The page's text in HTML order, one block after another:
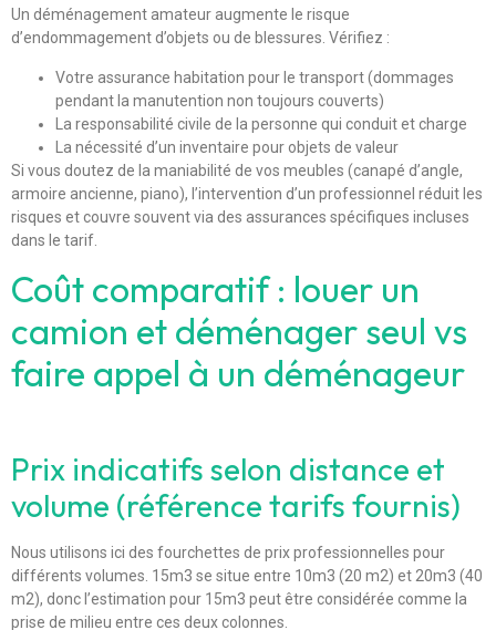
Un déménagement amateur augmente le risque
d’endommagement d’objets ou de blessures. Vérifiez :
Votre assurance habitation pour le transport (dommages
pendant la manutention non toujours couverts)
La responsabilité civile de la personne qui conduit et charge
La nécessité d’un inventaire pour objets de valeur
Si vous doutez de la maniabilité de vos meubles (canapé d’angle,
armoire ancienne, piano), l’intervention d’un professionnel réduit les
risques et couvre souvent via des assurances spécifiques incluses
dans le tarif.
Coût comparatif : louer un
camion et déménager seul vs
faire appel à un déménageur
Prix indicatifs selon distance et
volume (référence tarifs fournis)
Nous utilisons ici des fourchettes de prix professionnelles pour
différents volumes. 15m3 se situe entre 10m3 (20 m2) et 20m3 (40
m2), donc l’estimation pour 15m3 peut être considérée comme la
prise de milieu entre ces deux colonnes.